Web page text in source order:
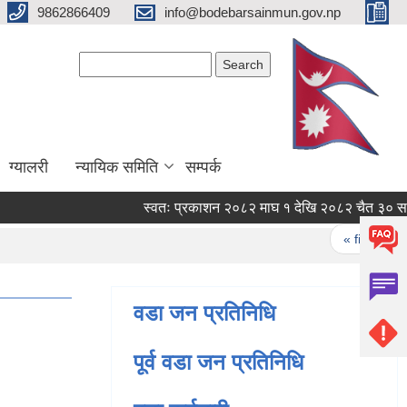
9862866409 info@bodebarsainmun.gov.np
ग्यालरी न्यायिक समिति सम्पर्क
स्वतः प्रकाशन २०८२ माघ १ देखि २०८२ चैत ३० सम्म
« first ‹
वडा जन प्रतिनिधि
पूर्व वडा जन प्रतिनिधि